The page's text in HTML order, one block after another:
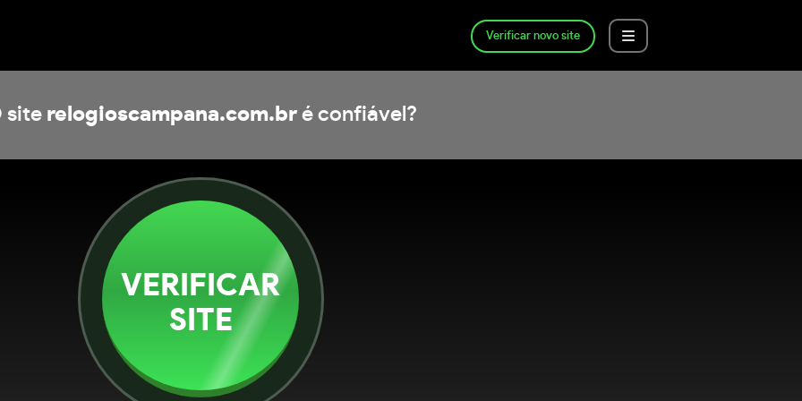
Verificar novo site
site relogioscampana.com.bré confiável?
VERIFICAR
SITE